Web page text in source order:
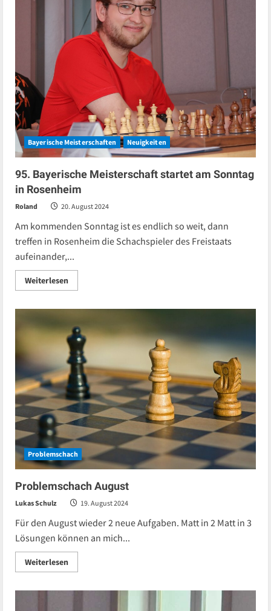
Nachlese
Normenturniere
in
Rosenheim
Bayerische Meisterschaften Neuigkeiten
95. Bayerische Meisterschaft startet am Sonntag
in Rosenheim
Roland 20. August 2024
Am kommenden Sonntag ist es endlich so weit, dann
treffen in Rosenheim die Schachspieler des Freistaats
aufeinander,...
WeiterlesenRead
more
startet
am
Sonntag
in
Rosenheim
Problemschach
Problemschach August
Lukas Schulz 19. August 2024
Für den August wieder 2 neue Aufgaben. Matt in 2 Matt in 3
Lösungen können an mich...
WeiterlesenRead
more